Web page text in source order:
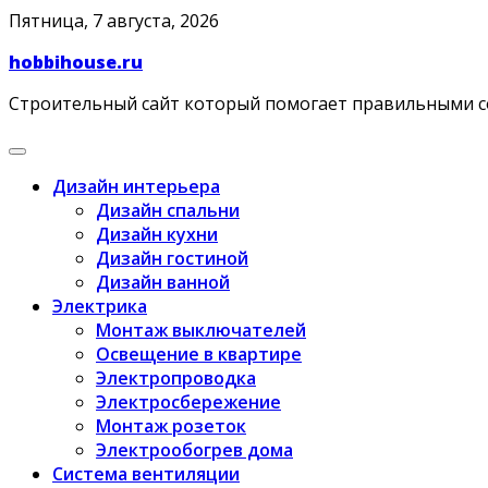
Skip
content
Пятница, 7 августа, 2026
hobbihouse.ru
Строительный сайт который помогает правильными
Дизайн интерьера
Дизайн спальни
Дизайн кухни
Дизайн гостиной
Дизайн ванной
Электрика
Монтаж выключателей
Освещение в квартире
Электропроводка
Электросбережение
Монтаж розеток
Электрообогрев дома
Система вентиляции